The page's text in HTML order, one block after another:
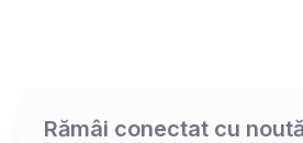
Rămâi conectat cu